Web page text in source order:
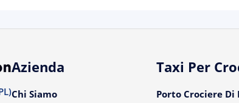
Azienda
Chi Siamo
Taxi Per
Porto Crociere Di